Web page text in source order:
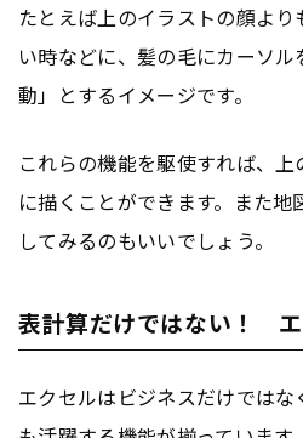
たとえば上のイラストの顔よ
い時などに、髪の毛にカーソ
動」とするイメージです。
これらの機能を駆使すれば、
に描くことができます。また
してみるのもいいでしょう。
表計算だけではない！ エ
エクセルはビジネスだけでは